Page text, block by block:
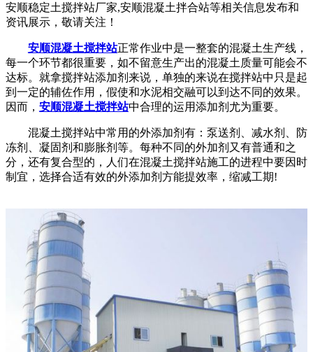
安顺稳定土搅拌站厂家,安顺混凝土拌合站等相关信息发布和
资讯展示，敬请关注！
安顺混凝土搅拌站正常作业中是一整套的混凝土生产线，
每一个环节都很重要，如不留意生产出的混凝土质量可能会不
达标。就拿搅拌站添加剂来说，单独的来说在搅拌站中只是起
到一定的辅佐作用，假使和水泥相交融可以到达不同的效果。
因而， 安顺混凝土搅拌站中合理的运用添加剂尤为重要。
混凝土搅拌站中常用的外添加剂有：泵送剂、减水剂、防
冻剂、凝固剂和膨胀剂等。每种不同的外加剂又有普通和之
分，还有复合型的，人们在混凝土搅拌站施工的进程中要因时
制宜，选择合适有效的外添加剂方能提效率，缩减工期!